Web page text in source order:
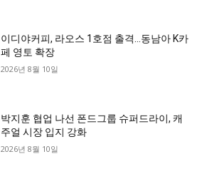
이디야커피, 라오스 1호점 출격…동남아 K카
페 영토 확장
2026년 8월 10일
박지훈 협업 나선 폰드그룹 슈퍼드라이, 캐
주얼 시장 입지 강화
2026년 8월 10일